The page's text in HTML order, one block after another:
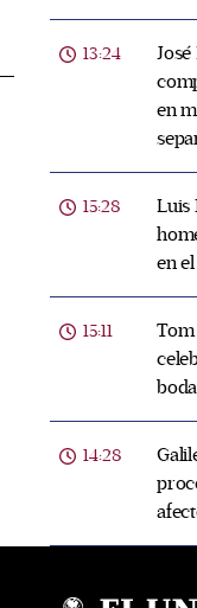
13:24
en
15:28
Luis
en
15:11
14:28